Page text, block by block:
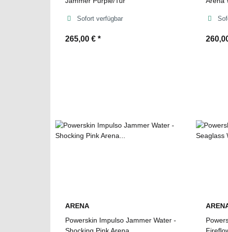
Sofort verfügbar
265,00 € *
ARENA
Powerskin Impulso Jammer Water -